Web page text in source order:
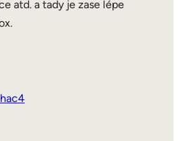
atd. a tady je zase lépe